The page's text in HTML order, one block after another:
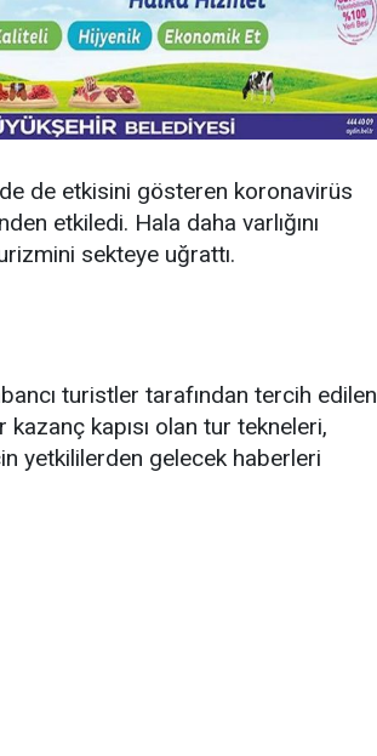
de etkisini gösteren koronavirüs
etkiledi. Hala daha varlığını
sekteye uğrattı.
turistler tarafından tercih edilen
kapısı olan tur tekneleri,
yetkililerden gelecek haberleri